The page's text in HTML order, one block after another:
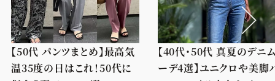
【50代 パンツまとめ】最高気
温35度の日はこれ！50代に
【40代・50代 真夏のデニ
ーデ4選】ユニクロや美脚